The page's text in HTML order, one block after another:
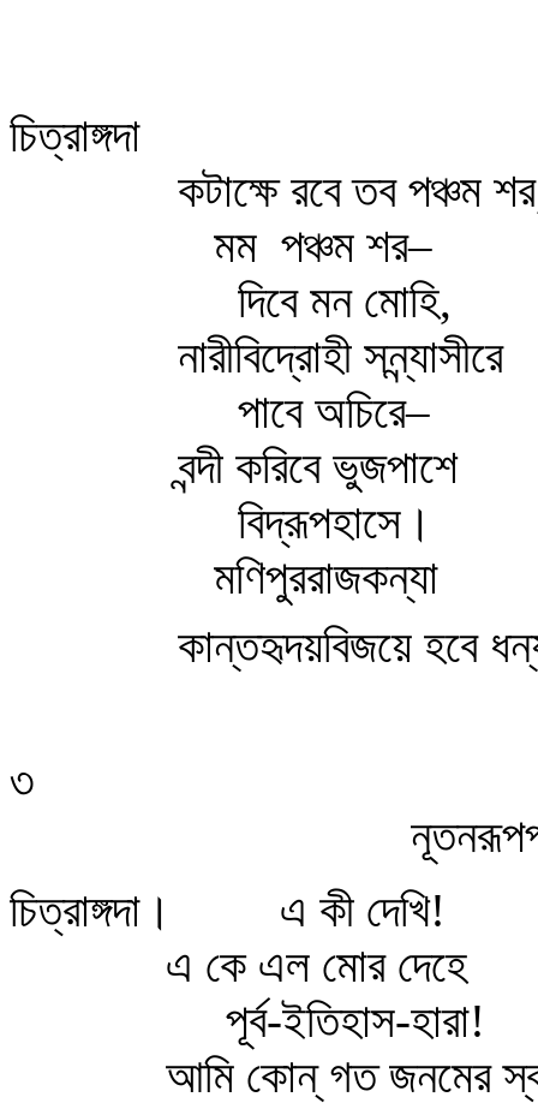
চিত্রাঙ্গদা
কটাক্ষে রবে তব পঞ্চম
মম পঞ্চম শর–
দিবে মন মোহি,
নারীবিদ্রোহী সন্ন্যাসীরে
পাবে অচিরে–
বন্দী করিবে ভুজপাশে
বিদ্রূপহাসে।
মণিপুররাজকন্যা
কান্তহৃদয়বিজয়ে হবে
৩
চিত্রাঙ্গদা।
এ কী দেখি!
এ কে এল মোর দেহে
পূর্ব-ইতিহাস-হারা!
আমি কোন্‌ গত জনমের